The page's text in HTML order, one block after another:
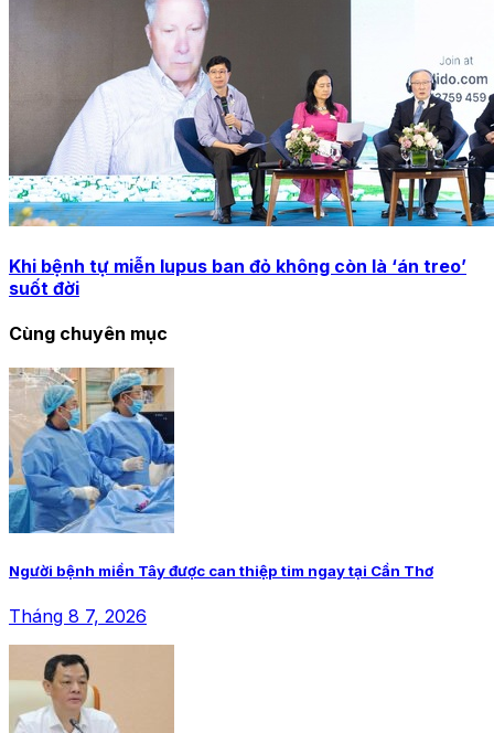
Khi bệnh tự miễn lupus ban đỏ không còn là ‘án treo’
suốt đời
Cùng chuyên mục
Người bệnh miền Tây được can thiệp tim ngay tại Cần Thơ
Tháng 8 7, 2026